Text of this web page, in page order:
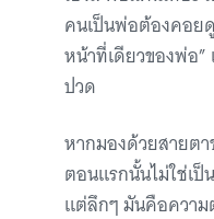
คนเป็นพ่อต้องคอย
หน้าที่เดียวของพ่อ”
ปวด
หากมองด้วยสายต
ตอนแรกนั้นไม่ใช่เป็
แต่ลึกๆ มันคือความ